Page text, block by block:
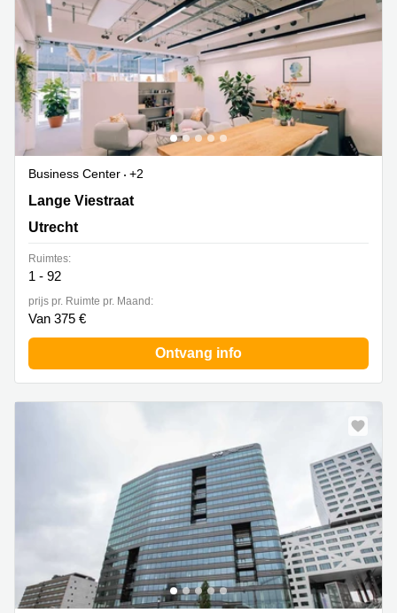
Business Center
+2
Lange Viestraat 2b, Utrecht
Lange Viestraat
Utrecht
Ruimtes:
1 - 92
prijs pr. Ruimte pr. Maand:
Van 375 €
Ontvang info